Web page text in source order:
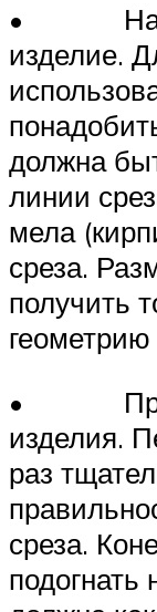
•
изделие.
должна
линии
мела
среза.
получить
•
изделия.
раз
среза.
подогнать